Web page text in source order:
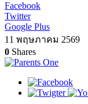
Facebook
Twitter
Google Plus
11 พฤษภาคม 2569
0 Shares